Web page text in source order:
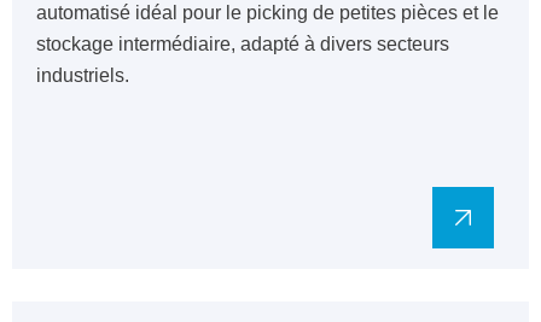
automatisé idéal pour le picking de petites pièces et le
stockage intermédiaire, adapté à divers secteurs
industriels.